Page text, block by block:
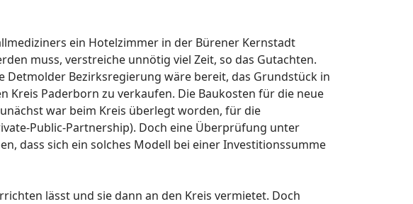
ein Hotelzimmer in der Bürener Kernstadt
muss, verstreiche unnötig viel Zeit, so das Gutachten.
Detmolder Bezirksregierung wäre bereit, das Grundstück in
Paderborn zu verkaufen. Die Baukosten für die neue
war beim Kreis überlegt worden, für die
Public-Partnership). Doch eine Überprüfung unter
dass sich ein solches Modell bei einer Investitionssumme
lässt und sie dann an den Kreis vermietet. Doch